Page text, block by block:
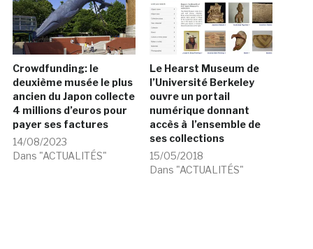
Crowdfunding: le
deuxième musée le plus
ancien du Japon collecte
4 millions d’euros pour
payer ses factures
14/08/2023
Dans "ACTUALITÉS"
Le Hearst Museum de
l’Université Berkeley
ouvre un portail
numérique donnant
accès à l’ensemble de
ses collections
15/05/2018
Dans "ACTUALITÉS"